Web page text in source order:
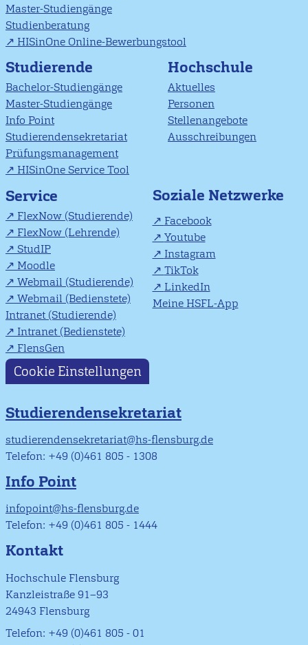
Master-Studiengänge
Studienberatung
HISinOne Online-Bewerbungstool
Studierende
Bachelor-Studiengänge
Master-Studiengänge
Info Point
Studierendensekretariat
Prüfungsmanagement
HISinOne Service Tool
Hochschule
Aktuelles
Personen
Stellenangebote
Ausschreibungen
Service
FlexNow (Studierende)
FlexNow (Lehrende)
StudIP
Moodle
Webmail (Studierende)
Webmail (Bedienstete)
Intranet (Studierende)
Intranet (Bedienstete)
FlensGen
Soziale Netzwerke
Facebook
Youtube
Instagram
TikTok
LinkedIn
Meine HSFL-App
Cookie Einstellungen
Studierendensekretariat
studierendensekretariat@hs-flensburg.de
Telefon: +49 (0)461 805 - 1308
Info Point
infopoint@hs-flensburg.de
Telefon: +49 (0)461 805 - 1444
Kontakt
Hochschule Flensburg
Kanzleistraße 91–93
24943 Flensburg
Telefon: +49 (0)461 805 - 01